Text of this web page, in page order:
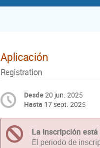
Aplicación
Registration
Desde20 jun. 2025
Hasta 17 sept. 2025
La inscripción
El periodo de